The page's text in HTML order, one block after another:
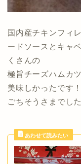
国内産チキンフィ
ードソースとキャ
くさんの
極旨チーズハムカ
美味しかったです！
ごちそうさまでし